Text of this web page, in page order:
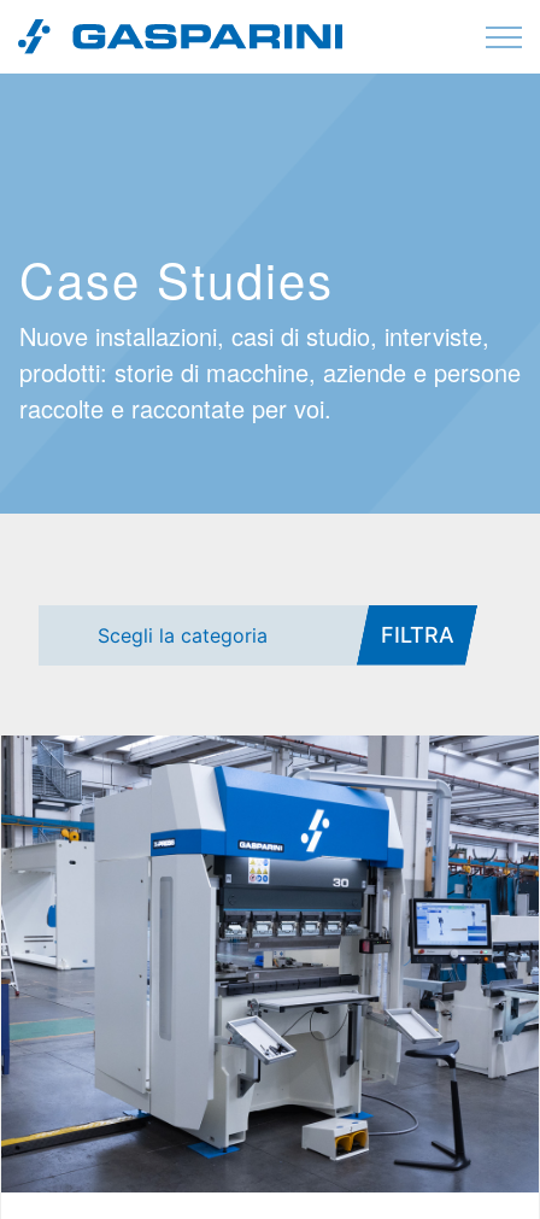
Vai al contenuto
Case Studies
Nuove installazioni, casi di studio, interviste,
prodotti: storie di macchine, aziende e persone
raccolte e raccontate per voi.
Scegli la categoria FILTRA